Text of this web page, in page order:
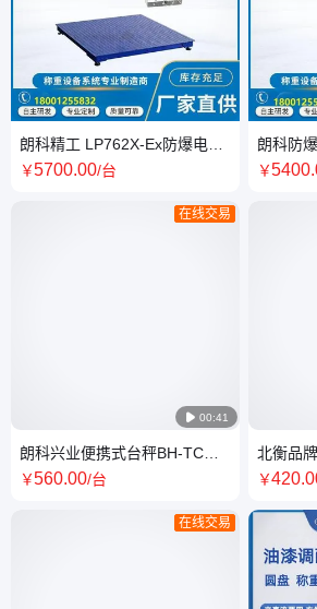
朗科精工 LP762X-Ex防爆电子
平台秤 化工厂高精度不锈钢隔
￥5700.00/台
 00:41
在线交易
朗科兴业便携式台秤BH-TC电
子秤40*50cm-200kg/50g库存
￥560.00/台
在线交易
朗科防
钢千分
￥5400
北衡品
BH801
￥420